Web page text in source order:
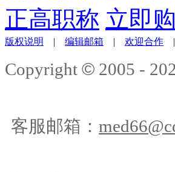
正高职称 立即
版权说明 | 编辑邮箱 | 欢迎合作
Copyright © 2005 -
客服邮箱：